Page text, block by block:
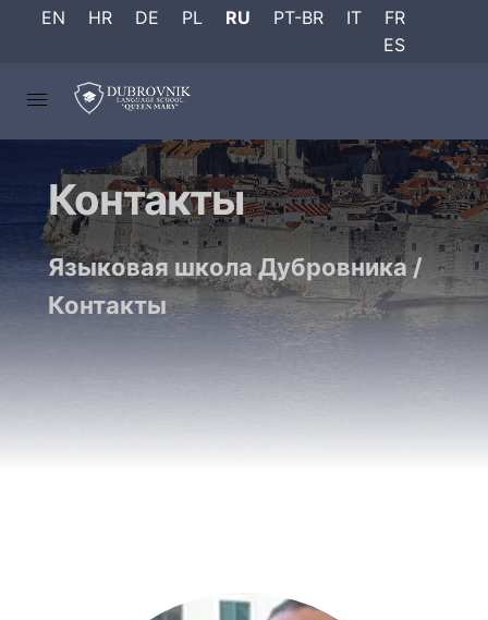
EN HR DE PL RU PT-BR IT
FR
ES
Контакты
Языковая школа Дубровника/
Контакты